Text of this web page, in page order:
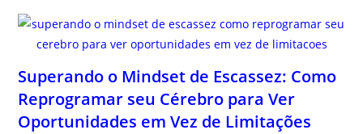
Superando o Mindset de Escassez: Como
Reprogramar seu Cérebro para Ver
Oportunidades em Vez de Limitações